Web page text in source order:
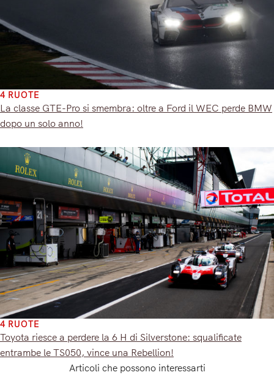
4 RUOTE
La classe GTE-Pro si smembra: oltre a Ford il WEC perde BMW
dopo un solo anno!
4 RUOTE
Toyota riesce a perdere la 6 H di Silverstone: squalificate
entrambe le TS050, vince una Rebellion!
Articoli che possono interessarti